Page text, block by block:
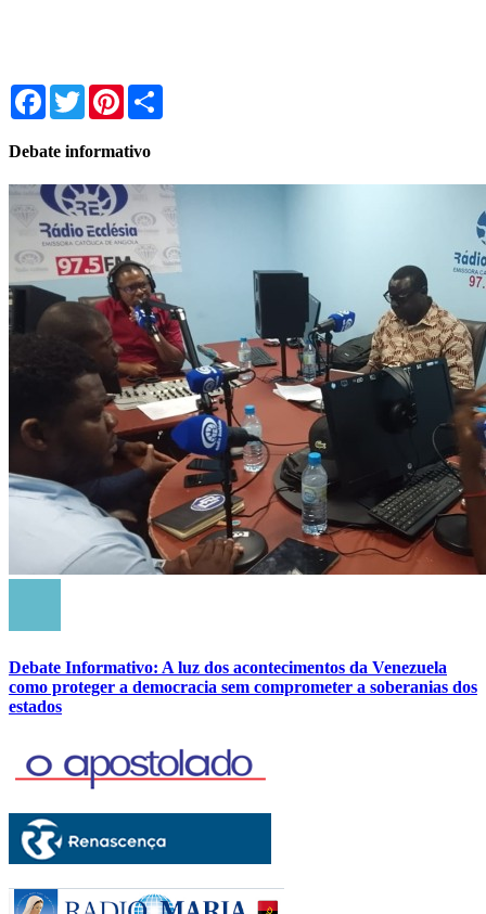
Facebook
TwitterPinterest
Debate informativo
Debate Informativo: A luz dos acontecimentos da Venezuela
como proteger a democracia sem comprometer a soberanias dos
estados